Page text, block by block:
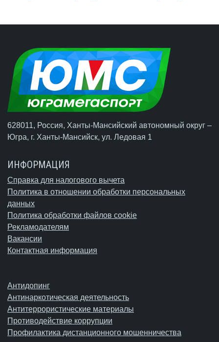
628011, Россия, Ханты-Мансийский автономный округ –
Югра, г. Ханты-Мансийск, ул. Ледовая 1
ИНФОРМАЦИЯ
Справка для налогового вычета
Политика в отношении обработки персональных
данных
Политика обработки файлов cookie
Рекламодателям
Вакансии
Контактная информация
Антидопинг
Антинаркотическая деятельность
Антитеррористические материалы
Противодействие коррупции
Профилактика дистанционного мошенничества